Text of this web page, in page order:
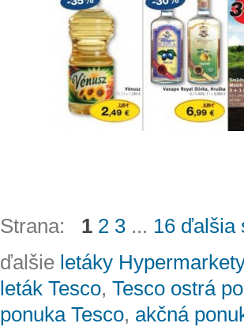
Strana: 1 2 3 ... 16 ďalšia
ďalšie letáky
leták Tesco, Tesco ostrá
ponuka Tesco, akčná